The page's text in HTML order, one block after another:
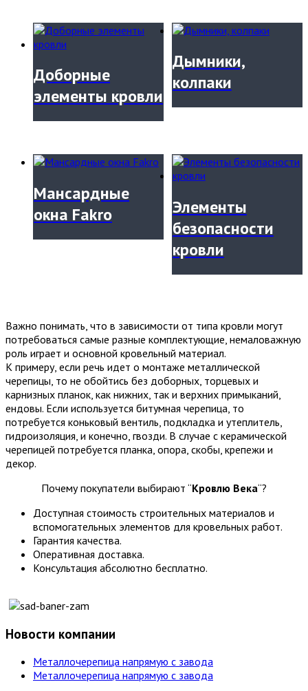
Доборные
элементы кровли
Дымники,
колпаки
Мансардные
окна Fakro
Элементы
безопасности
кровли
Важно понимать, что в зависимости от типа кровли могут
потребоваться самые разные комплектующие, немаловажную
роль играет и основной кровельный материал.
К примеру, если речь идет о монтаже металлической
черепицы, то не обойтись без доборных, торцевых и
карнизных планок, как нижних, так и верхних примыканий,
ендовы. Если используется битумная черепица, то
потребуется коньковый вентиль, подкладка и утеплитель,
гидроизоляция, и конечно, гвозди. В случае с керамической
черепицей потребуется планка, опора, скобы, крепежи и
декор.
Почему покупатели выбирают “Кровлю Века“?
Доступная стоимость строительных материалов и
вспомогательных элементов для кровельных работ.
Гарантия качества.
Оперативная доставка.
Консультация абсолютно бесплатно.
Новости компании
Металлочерепица напрямую с завода
Металлочерепица напрямую с завода